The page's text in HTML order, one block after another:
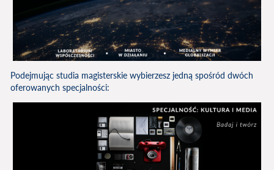
Podejmując studia magisterskie wybierzesz jedną spośród dwóch
oferowanych specjalności: